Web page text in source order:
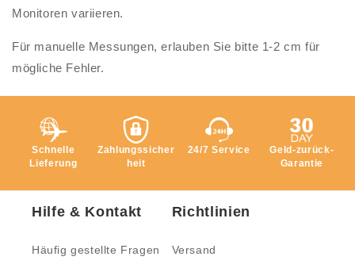
Monitoren variieren.
Für manuelle Messungen, erlauben Sie bitte 1-2 cm für
mögliche Fehler.
Schnelle
Lieferung
Zahlungssicher
heit
24/7 Service
Geld-zurück-
Garantie
Hilfe & Kontakt
Häufig gestellte Fragen
Richtlinien
Versand